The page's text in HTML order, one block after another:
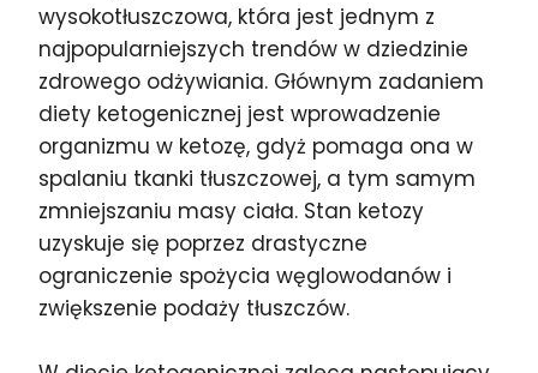
wysokotłuszczowa, która jest jednym z
najpopularniejszych trendów w dziedzinie
zdrowego odżywiania. Głównym zadaniem
diety ketogenicznej jest wprowadzenie
organizmu w ketozę, gdyż pomaga ona w
spalaniu tkanki tłuszczowej, a tym samym
zmniejszaniu masy ciała. Stan ketozy
uzyskuje się poprzez drastyczne
ograniczenie spożycia węglowodanów i
zwiększenie podaży tłuszczów.